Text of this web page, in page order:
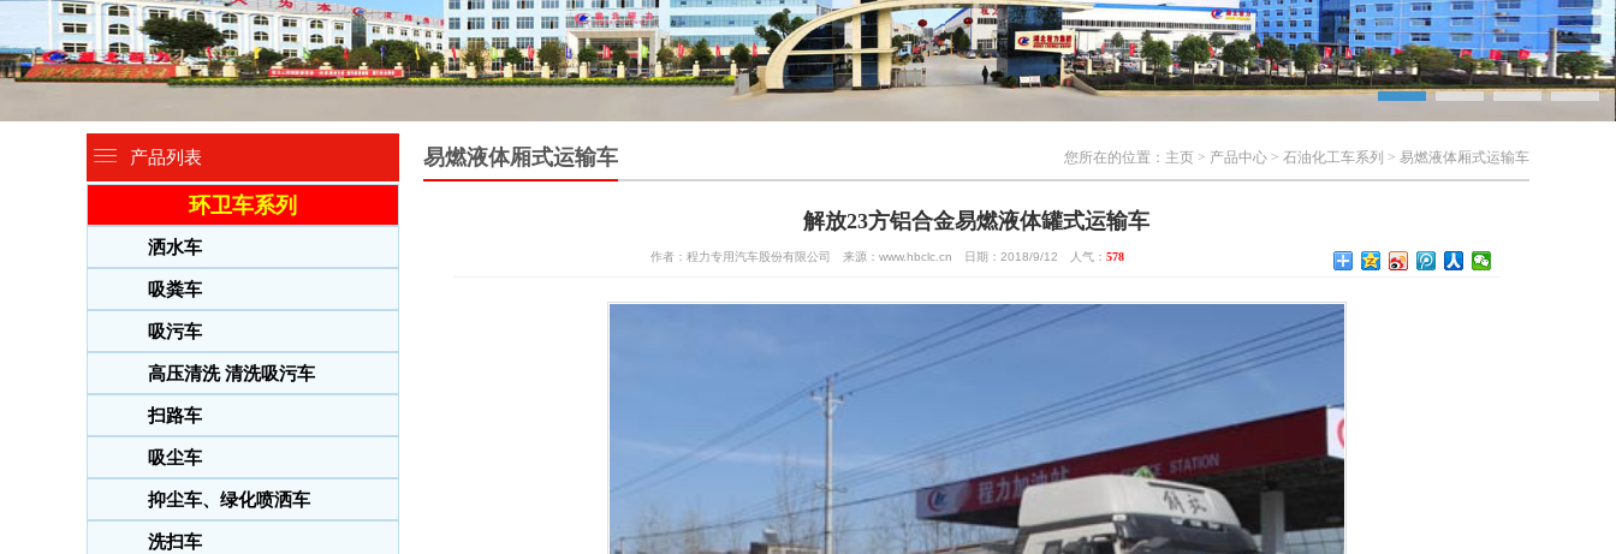
产品列表
环卫车系列
洒水车
吸粪车
吸污车
高压清洗 清洗吸污车
扫路车
吸尘车
抑尘车、绿化喷洒车
洗扫车
易燃液体厢式运输车 您所在的位置： 主页 > 产品中心 > 石油化工车系列 > 易燃液体厢式运输车
解放23方铝合金易燃液体罐式运输车
作者：程力专用汽车股份有限公司 来源：www.hbclc.cn 日期：2018/9/12 人气： 578